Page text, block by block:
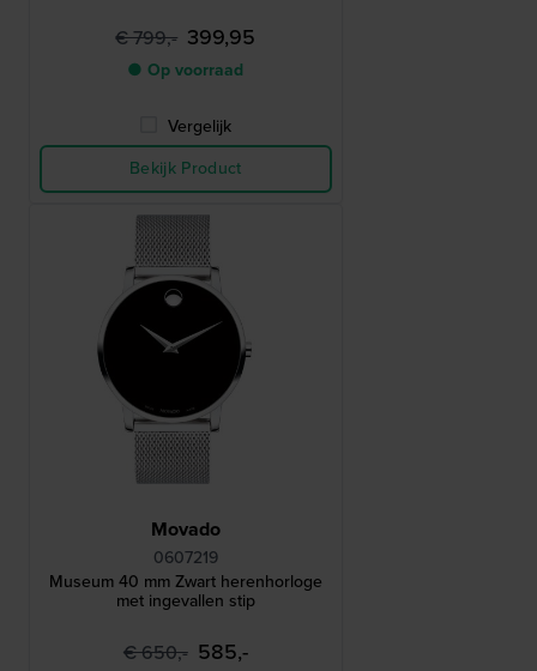
€ 799,- 399,95
● Op voorraad
Vergelijk
Bekijk Product
Movado
0607219
Museum 40 mm Zwart herenhorloge
met ingevallen stip
€ 650,- 585,-